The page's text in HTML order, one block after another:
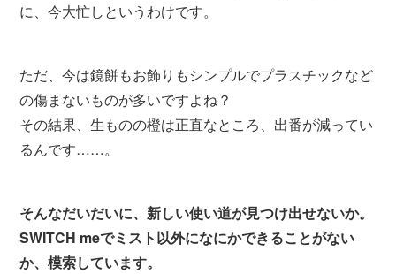
に、今大忙しというわけです。
ただ、今は鏡餅もお飾りもシンプルでプラスチックなど
の傷まないものが多いですよね？
その結果、生ものの橙は正直なところ、出番が減ってい
るんです……。
そんなだいだいに、新しい使い道が見つけ出せないか。
SWITCH meでミスト以外になにかできることがない
か、模索しています。